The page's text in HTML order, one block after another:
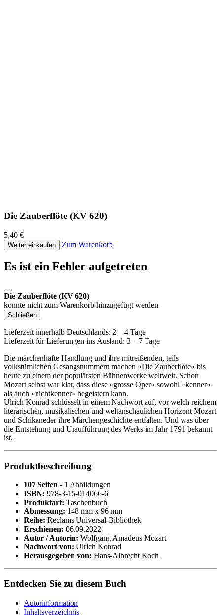
Die Zauberflöte (KV 620)
5,40 €
Weiter einkaufen Zum Warenkorb
Es ist ein Fehler aufgetreten
Die Zauberflöte (KV 620)
konnte nicht zum Warenkorb hinzugefügt werden
Schließen
Lieferzeit innerhalb Deutschlands: 2 – 4 Tage
Lieferzeit für Lieferungen ins Ausland: 3 – 7 Tage
Die märchenhafte Handlung und ihre mitreißenden, teils
volkstümlichen Gesangsnummern machen »Die Zauberflöte« bis
heute zu einem der populärsten Bühnenwerke weltweit. Schon
Mozart selbst war klar, dass diese »grosse Oper« sowohl »kenner«
als auch »nichtkenner« begeistern kann.
Ulrich Konrad schlüsselt in einem Nachwort auf, vor welch reichem
literarischen, musikalischen und weltanschaulichen Horizont Mozart
und Schikaneder ihre Märchengeschichte entfalten. Und was über
die Entstehung und Uraufführung des Werks im Jahr 1791 bekannt
ist.
Produktbeschreibung
107 Seiten - 1 Abbildungen
ISBN: 978-3-15-014066-6
Produktart: Taschenbuch
Abmessung: 148 mm x 96 mm
Reihe: Reclams Universal-Bibliothek
Erschienen: 06.09.2022
Autor / Autorin: Wolfgang Amadeus Mozart
Nachwort von: Ulrich Konrad
Herausgegeben von: Hans-Albrecht Koch
Entdecken Sie zu diesem Buch
Autorinformation
Inhaltsverzeichnis